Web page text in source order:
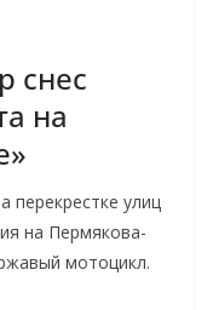
снес
на
перекрестке улиц
на Пермякова-
мотоцикл.